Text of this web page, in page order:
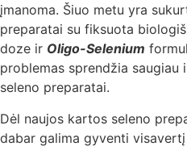
įmanoma. Šiuo metu yra
preparatai su fiksuota
doze ir Oligo-Selenium
problemas sprendžia saugiau
seleno preparatai.
Dėl naujos kartos seleno
dabar galima gyventi